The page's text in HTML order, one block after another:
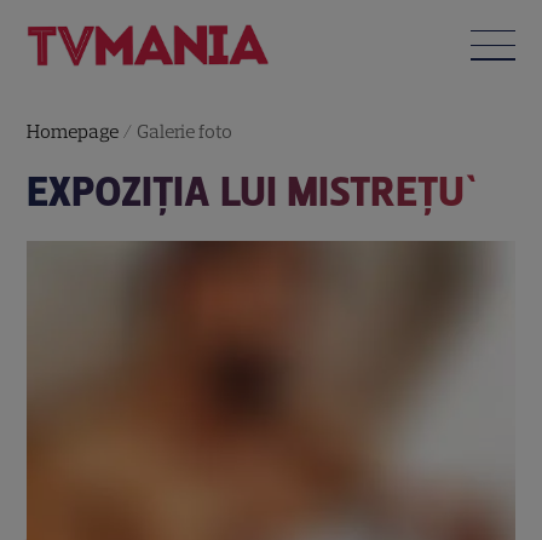
Homepage / Galerie foto
EXPOZIŢIA LUI MISTREŢU`